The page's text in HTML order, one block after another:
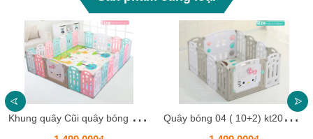
K
hung quây Cũi quây bóng mèo kitty KBKTK03 Cao cấp cho bé bằng nhựa HDPE Q
uây bóng 04 ( 10+2) kt201 HKCQB9